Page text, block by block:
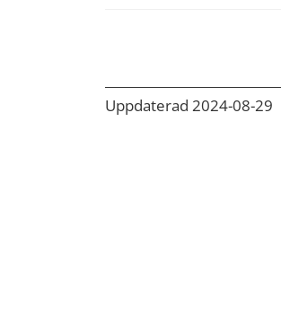
Uppdaterad 2024-08-29